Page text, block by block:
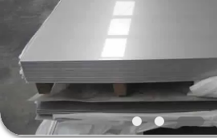
PRODUCTOS
LOS
VÍDEOS